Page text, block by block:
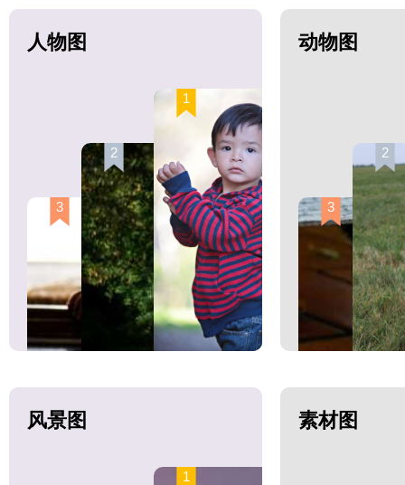
人物图
1
2
3
动物图
2
3
风景图
1
素材图